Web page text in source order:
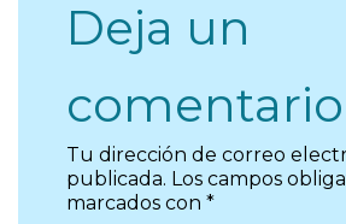
Deja un
comentario
Tu dirección de correo
publicada. Los campos
marcados con *